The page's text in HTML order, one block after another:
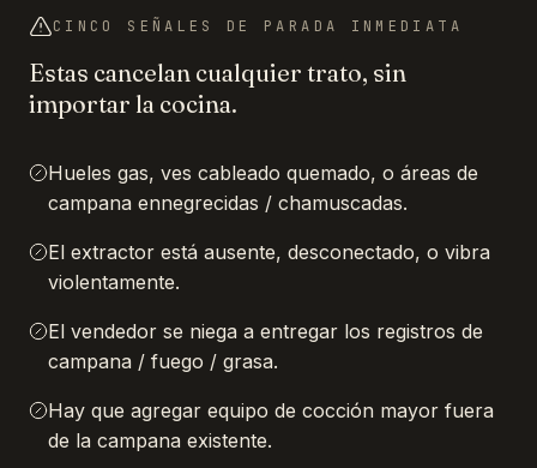
CINCO SEÑALES DE PARADA INMEDIATA
Estas cancelan cualquier trato, sin
importar la cocina.
Hueles gas, ves cableado quemado, o áreas de
campana ennegrecidas / chamuscadas.
El extractor está ausente, desconectado, o vibra
violentamente.
El vendedor se niega a entregar los registros de
campana / fuego / grasa.
Hay que agregar equipo de cocción mayor fuera
de la campana existente.